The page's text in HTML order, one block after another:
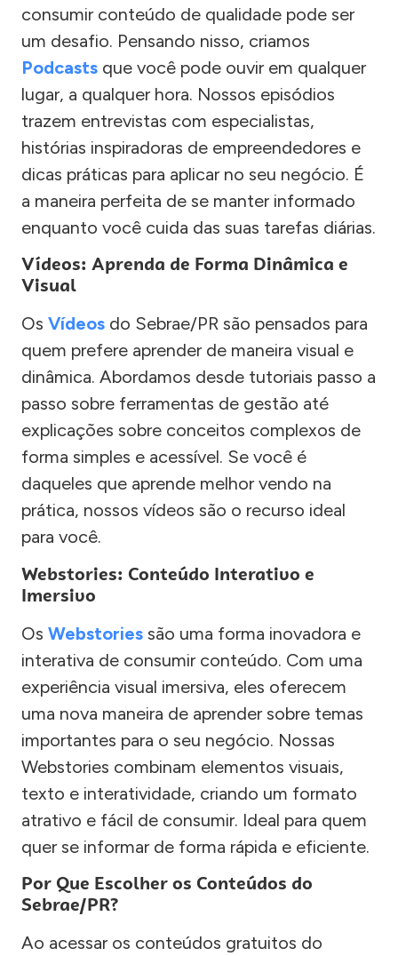
consumir conteúdo de qualidade pode ser
um desafio. Pensando nisso, criamos
Podcasts que você pode ouvir em qualquer
lugar, a qualquer hora. Nossos episódios
trazem entrevistas com especialistas,
histórias inspiradoras de empreendedores e
dicas práticas para aplicar no seu negócio. É
a maneira perfeita de se manter informado
enquanto você cuida das suas tarefas diárias.
Vídeos: Aprenda de Forma Dinâmica e
Visual
Os Vídeos do Sebrae/PR são pensados para
quem prefere aprender de maneira visual e
dinâmica. Abordamos desde tutoriais passo a
passo sobre ferramentas de gestão até
explicações sobre conceitos complexos de
forma simples e acessível. Se você é
daqueles que aprende melhor vendo na
prática, nossos vídeos são o recurso ideal
para você.
Webstories: Conteúdo Interativo e
Imersivo
Os Webstories são uma forma inovadora e
interativa de consumir conteúdo. Com uma
experiência visual imersiva, eles oferecem
uma nova maneira de aprender sobre temas
importantes para o seu negócio. Nossas
Webstories combinam elementos visuais,
texto e interatividade, criando um formato
atrativo e fácil de consumir. Ideal para quem
quer se informar de forma rápida e eficiente.
Por Que Escolher os Conteúdos do
Sebrae/PR?
Ao acessar os conteúdos gratuitos do